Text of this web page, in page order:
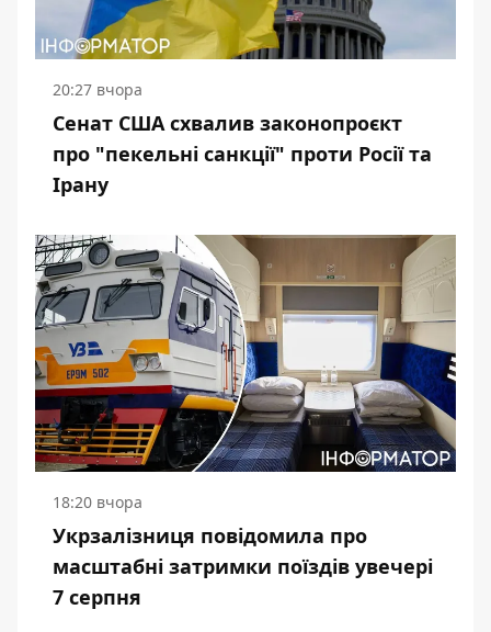
20:27 вчора
Сенат США схвалив законопроєкт
про "пекельні санкції" проти Росії та
Ірану
18:20 вчора
Укрзалізниця повідомила про
масштабні затримки поїздів увечері
7 серпня